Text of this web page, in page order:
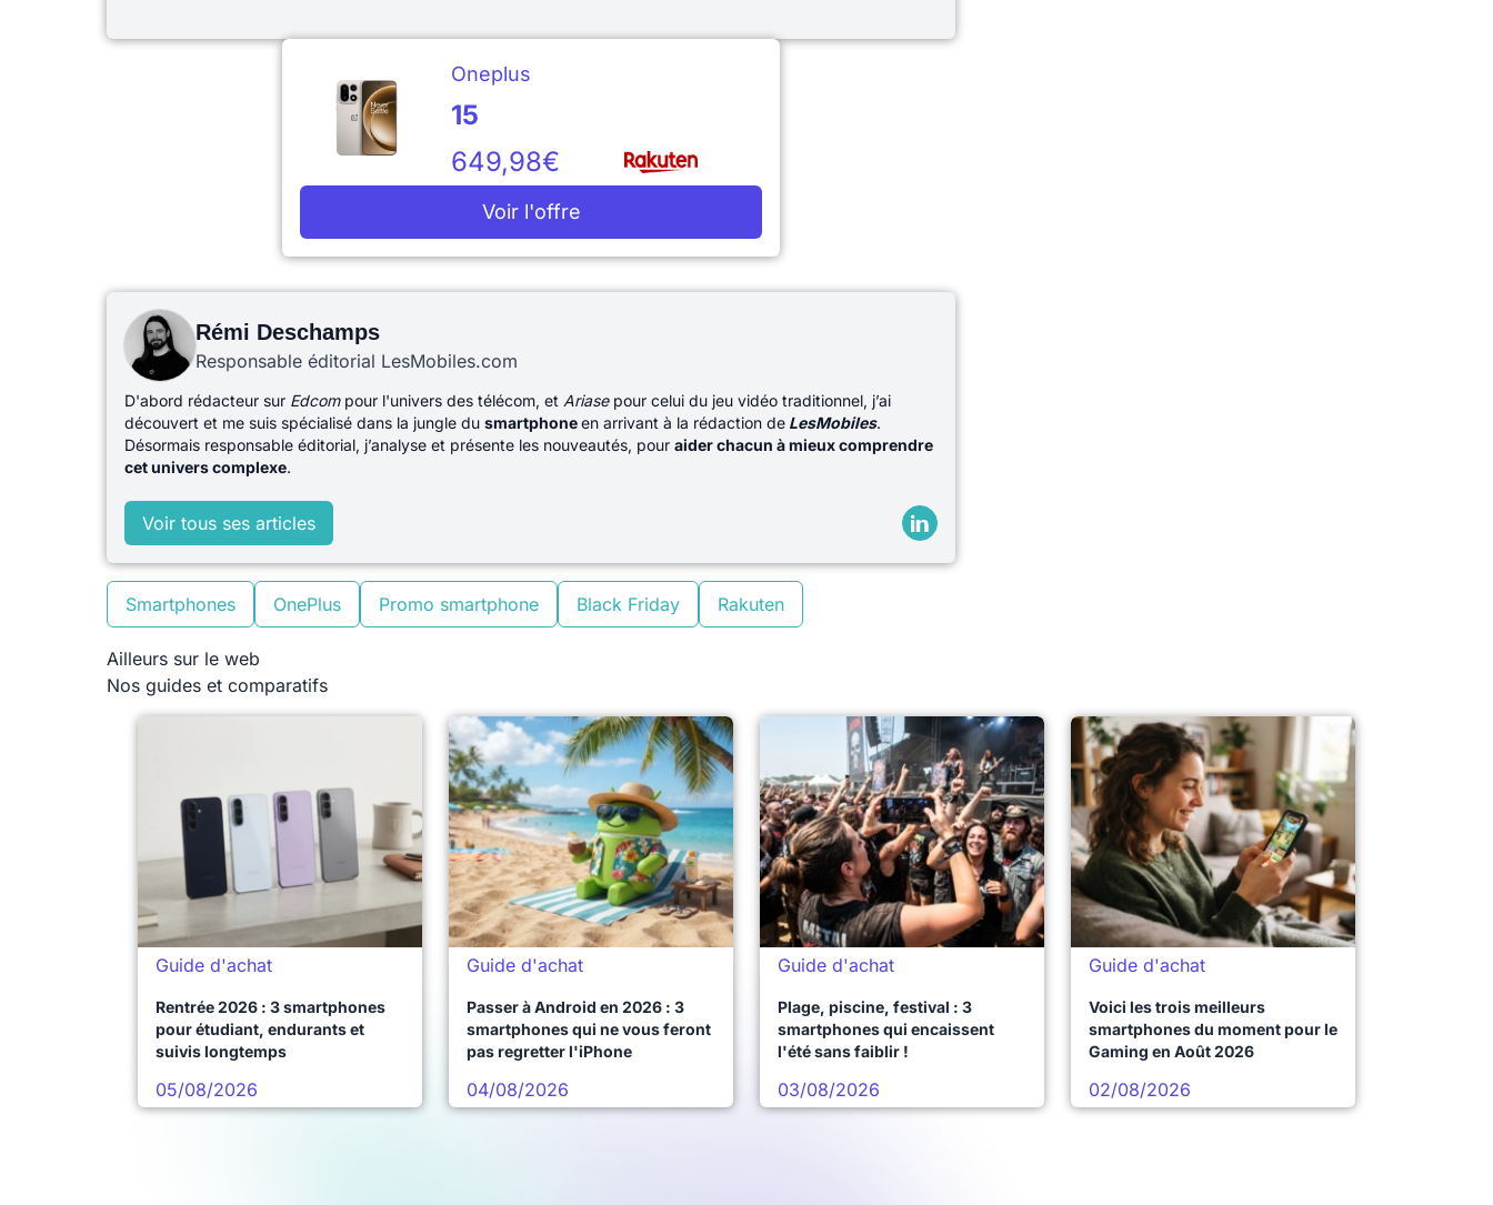
Oneplus
15
649,98€
Voir l'offre
Rémi Deschamps
Responsable éditorial LesMobiles.com
D'abord rédacteur sur Edcom pour l'univers des télécom, et Ariase pour celui du jeu vidéo traditionnel, j’ai
découvert et me suis spécialisé dans la jungle du smartphoneen arrivant à la rédaction de LesMobiles.
Désormais responsable éditorial, j’analyse et présente les nouveautés, pour aider chacun à mieux comprendre
cet univers complexe.
Voir tous ses articles
Smartphones OnePlus Promo smartphone Black Friday Rakuten
Ailleurs sur le web
Nos guides et comparatifs
Guide d'achat
Rentrée 2026 : 3 smartphones
pour étudiant, endurants et
suivis longtemps
05/08/2026
Guide d'achat
Passer à Android en 2026 : 3
smartphones qui ne vous feront
pas regretter l'iPhone
04/08/2026
Guide d'achat
Plage, piscine, festival : 3
smartphones qui encaissent
l'été sans faiblir !
03/08/2026
Guide d'achat
Voici les trois meilleurs
smartphones du moment pour le
Gaming en Août 2026
02/08/2026